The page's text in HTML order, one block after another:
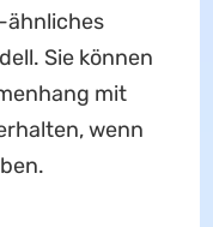
ähnliches
Sie können
mit
wenn